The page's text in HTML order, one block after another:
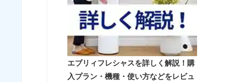
エブリィフレシャスを詳しく解説！購
入プラン・機種・使い方などをレビュ